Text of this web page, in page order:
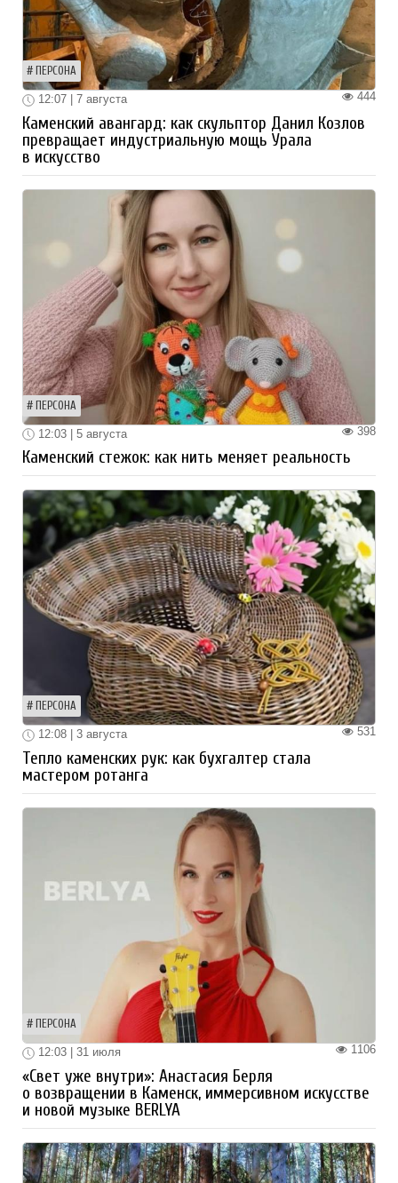
ПЕРСОНА
444
12:07 | 7 августа
Каменский авангард: как скульптор Данил Козлов
превращает индустриальную мощь Урала
в искусство
ПЕРСОНА
398
12:03 | 5 августа
Каменский стежок: как нить меняет реальность
ПЕРСОНА
531
12:08 | 3 августа
Тепло каменских рук: как бухгалтер стала
мастером ротанга
ПЕРСОНА
1106
12:03 | 31 июля
«Свет уже внутри»: Анастасия Берля
о возвращении в Каменск, иммерсивном искусстве
и новой музыке BERLYA